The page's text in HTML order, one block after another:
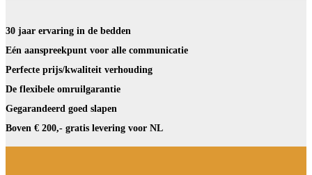
30 jaar ervaring in de bedden
Eén aanspreekpunt voor alle communicatie
Perfecte prijs/kwaliteit verhouding
De flexibele omruilgarantie
Gegarandeerd goed slapen
Boven € 200,- gratis levering voor NL